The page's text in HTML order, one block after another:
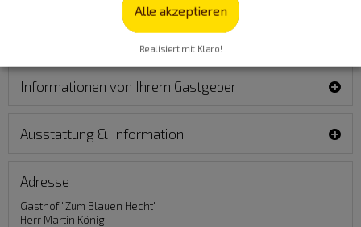
Verfügbarkeiten anzeigen
Informationen von Ihrem Gastgeber
Ausstattung & Information
Adresse
Gasthof "Zum Blauen Hecht"
Herr Martin König
Alle akzeptieren
Realisiert mit Klaro!